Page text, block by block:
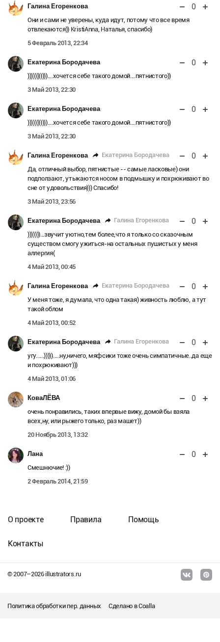
Галина Егоренкова 0
Они и сами не уверены, куда идут, потому что все время
отвлекаются)) KristiAnna, Наталья, спасибо)
5 Февраль 2013, 22:34
Екатерина Бородачева 0
)))))))))))....хочется себе такого домой....пятнистого))
3 Май 2013, 22:30
Екатерина Бородачева 0
)))))))))))....хочется себе такого домой....пятнистого))
3 Май 2013, 22:30
Галина Егоренкова Екатерина Бородачева 0
Да, отличный выбор, пятнистые -- самые ласковые) они
подползают, утыкаются носом в подмышку и похрюкивают во
сне от удовольствия))) Спасибо!
3 Май 2013, 23:56
Екатерина Бородачева Галина Егоренкова 0
)))))))...звучит уютно,тем более,что я только со сказочным
существом смогу ужиться-на остальных пушистых у меня
аллергия(
4 Май 2013, 00:45
Галина Егоренкова Екатерина Бородачева 0
У меня тоже, я думала, что одна такая) живность люблю, а тут
такой облом
4 Май 2013, 00:52
Екатерина Бородачева Галина Егоренкова 0
угу......))))).....ну,ничего, мяфсики тоже очень симпатичные..да еще
и похрюкивают)))
4 Май 2013, 01:06
КоваЛЁВА 0
очень понравились, таких впервые вижу, домой бы взяла
всех,ну, или рыжего только, раз машет))
20 Ноябрь 2013, 13:32
Лана 0
Смешнючие! :))
2 Февраль 2014, 21:59
© 2007–2026illustrators.ru
О проекте Правила Помощь
Контакты
Политика обработки пер. данных Сделано вCoalla